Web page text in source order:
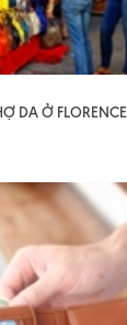
DA Ở FLORENCE